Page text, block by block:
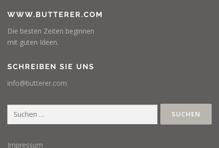
WWW.BUTTERER.COM
Die besten Zeiten beginnen
mit guten Ideen.
SCHREIBEN SIE UNS
info@butterer.com
Suchen
Impressum